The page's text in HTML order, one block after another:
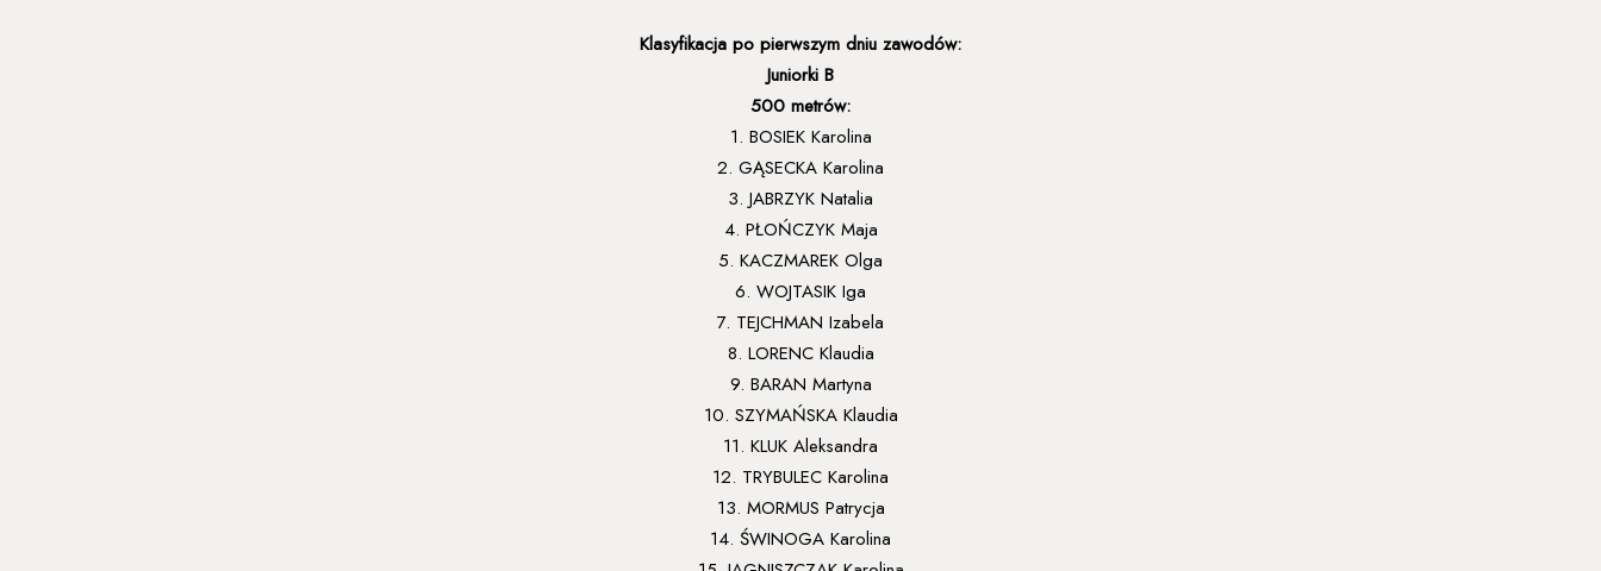
Klasyfikacja po pierwszym dniu zawodów:
Juniorki B
500 metrów:
1. BOSIEK Karolina
2. GĄSECKA Karolina
3. JABRZYK Natalia
4. PŁOŃCZYK Maja
5. KACZMAREK Olga
6. WOJTASIK Iga
7. TEJCHMAN Izabela
8. LORENC Klaudia
9. BARAN Martyna
10. SZYMAŃSKA Klaudia
11. KLUK Aleksandra
12. TRYBULEC Karolina
13. MORMUS Patrycja
14. ŚWINOGA Karolina